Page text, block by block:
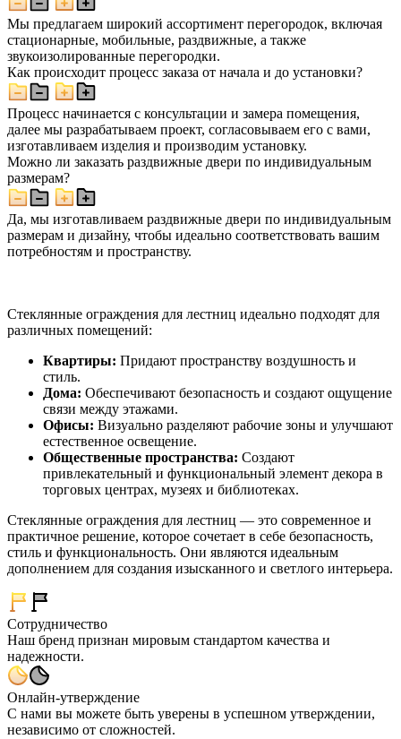
Мы предлагаем широкий ассортимент перегородок, включая
стационарные, мобильные, раздвижные, а также
звукоизолированные перегородки.
Как происходит процесс заказа от начала и до установки?
Процесс начинается с консультации и замера помещения,
далее мы разрабатываем проект, согласовываем его с вами,
изготавливаем изделия и производим установку.
Можно ли заказать раздвижные двери по индивидуальным
размерам?
Да, мы изготавливаем раздвижные двери по индивидуальным
размерам и дизайну, чтобы идеально соответствовать вашим
потребностям и пространству.
Стеклянные ограждения для лестниц идеально подходят для
различных помещений:
Квартиры: Придают пространству воздушность и
стиль.
Дома: Обеспечивают безопасность и создают ощущение
связи между этажами.
Офисы: Визуально разделяют рабочие зоны и улучшают
естественное освещение.
Общественные пространства: Создают
привлекательный и функциональный элемент декора в
торговых центрах, музеях и библиотеках.
Стеклянные ограждения для лестниц — это современное и
практичное решение, которое сочетает в себе безопасность,
стиль и функциональность. Они являются идеальным
дополнением для создания изысканного и светлого интерьера.
Сотрудничество
Наш бренд признан мировым стандартом качества и
надежности.
Онлайн-утверждение
С нами вы можете быть уверены в успешном утверждении,
независимо от сложностей.